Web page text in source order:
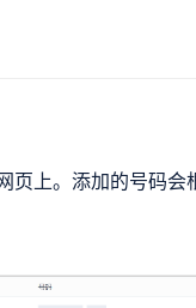
页上。添加的号码会